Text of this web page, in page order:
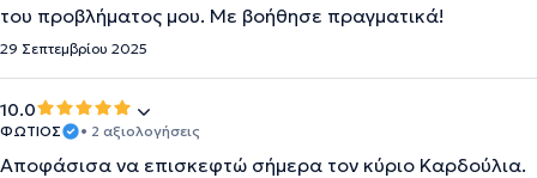
του προβλήματος μου. Με βοήθησε πραγματικά!
29 Σεπτεμβρίου 2025
10.0
ΦΩΤΙΟΣ • 2 αξιολογήσεις
Αποφάσισα να επισκεφτώ σήμερα τον κύριο Καρδούλια.